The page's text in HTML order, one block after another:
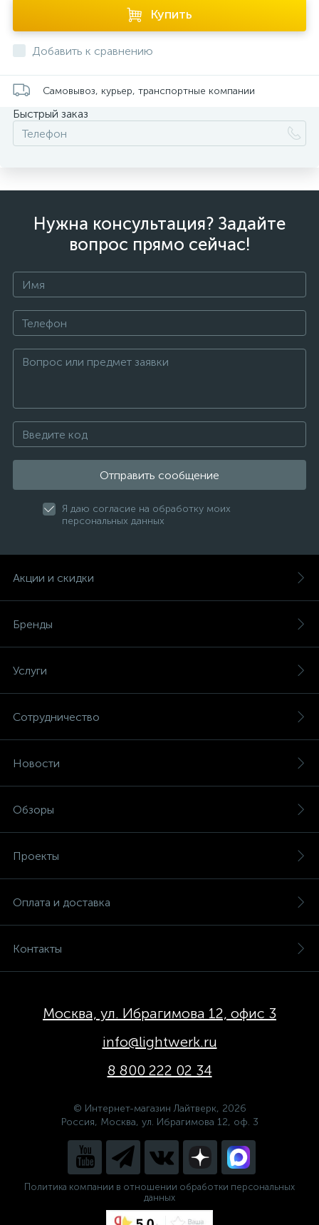
Купить
Добавить к сравнению
Самовывоз, курьер, транспортные компании
Быстрый заказ
Нужна консультация? Задайте
вопрос прямо сейчас!
Отправить сообщение
Я даю согласие на обработку моих
персональных данных
Акции и скидки
Бренды
Услуги
Сотрудничество
Новости
Обзоры
Проекты
Оплата и доставка
Контакты
Москва, ул. Ибрагимова 12, офис 3
info@lightwerk.ru
8 800 222 02 34
© Интернет-магазин Лайтверк, 2026
Россия, Москва, ул. Ибрагимова 12, оф. 3
Политика компании в отношении обработки персональных
данных